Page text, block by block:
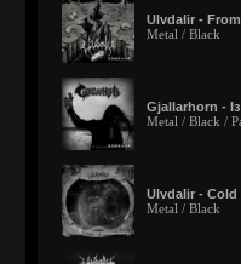
Ulvdalir -
Metal / Black
Gjallarhorn -
Metal / Black /
Ulvdalir - Cold
Metal / Black